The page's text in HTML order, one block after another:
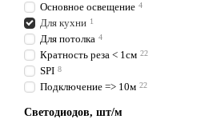
Основное освещение 4
Для кухни 1
Для потолка 4
Кратность реза < 1см 22
SPI 8
Подключение => 10м 22
Светодиодов, шт/м